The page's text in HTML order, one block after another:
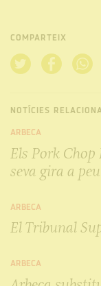
COMPARTEIX
NOTÍCIES
ARBECA
Els Pork Chop
seva gira a
ARBECA
El Tribunal
ARBECA